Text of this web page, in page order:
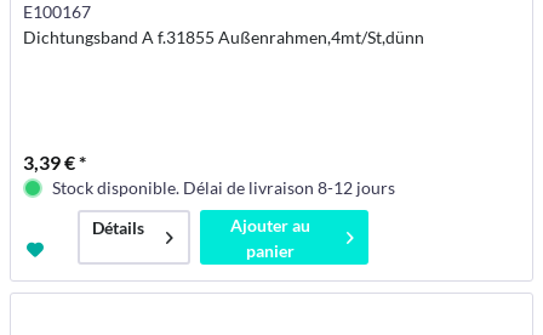
E100167
Dichtungsband A f.31855 Außenrahmen,4mt/St,dünn
3,39 € *
Stock disponible. Délai de livraison 8-12 jours
Détails
Ajouter au
panier